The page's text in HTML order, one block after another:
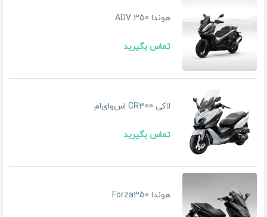
هوندا ADV 350
تماس بگیرید
لاکی CR300 اس‌وای‌ام
تماس بگیرید
هوندا Forza350